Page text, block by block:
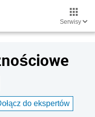
Serwisy
do ekspertów